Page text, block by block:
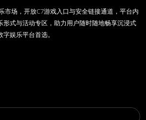
市场，开放C7游戏入口与安全链接通道，平台内
形式与活动专区，助力用户随时随地畅享沉浸式
娱乐平台首选。